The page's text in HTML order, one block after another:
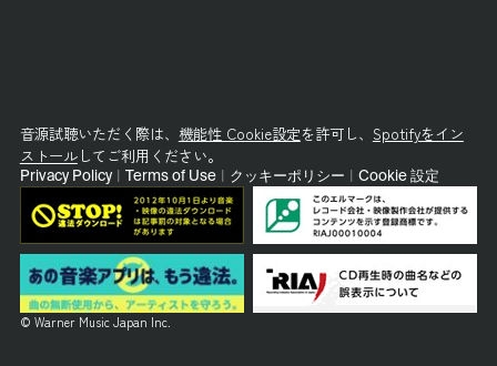
音源試聴いただく際は、 機能性 Cookie設定を許可し、 Spotifyをイン
ストールしてご利用ください。
Privacy Policy Terms of Use クッキーポリシー Cookie 設定
© Warner Music Japan Inc.